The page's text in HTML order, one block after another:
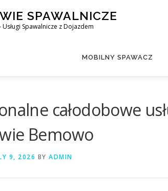
SPAWALNICZE
Spawalnicze z Dojazdem
MOBILNY SPAWACZ
całodobowe
Bemowo
9, 2026 BY ADMIN